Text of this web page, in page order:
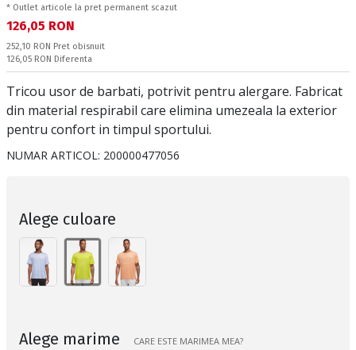
* Outlet articole la pret permanent scazut
Текуща цена:
126,05 RON
Pret obisnuit:
252,10 RON Pret obisnuit
Спестявате:
126,05 RON Diferenta
Tricou usor de barbati, potrivit pentru alergare. Fabricat
din material respirabil care elimina umezeala la exterior
pentru confort in timpul sportului.
NUMAR ARTICOL: 200000477056
Alege culoare
Alege marime CARE ESTE MARIMEA MEA?